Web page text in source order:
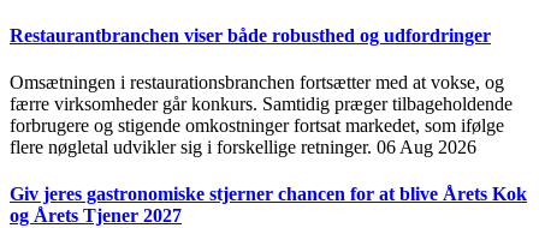
Restaurantbranchen viser både robusthed og udfordringer
Omsætningen i restaurationsbranchen fortsætter med at vokse, og
færre virksomheder går konkurs. Samtidig præger tilbageholdende
forbrugere og stigende omkostninger fortsat markedet, som ifølge
flere nøgletal udvikler sig i forskellige retninger. 06 Aug 2026
Giv jeres gastronomiske stjerner chancen for at blive Årets Kok
og Årets Tjener 2027